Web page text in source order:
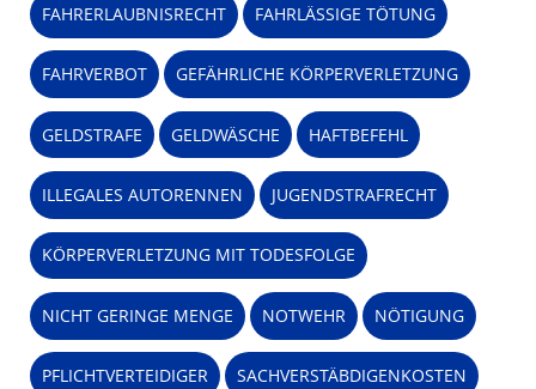
FAHRERLAUBNISRECHT FAHRLÄSSIGE TÖTUNG
FAHRVERBOT GEFÄHRLICHE KÖRPERVERLETZUNG
GELDSTRAFE GELDWÄSCHE HAFTBEFEHL
ILLEGALES AUTORENNEN JUGENDSTRAFRECHT
KÖRPERVERLETZUNG MIT TODESFOLGE
NICHT GERINGE MENGE NOTWEHR NÖTIGUNG
PFLICHTVERTEIDIGER SACHVERSTÄBDIGENKOSTEN